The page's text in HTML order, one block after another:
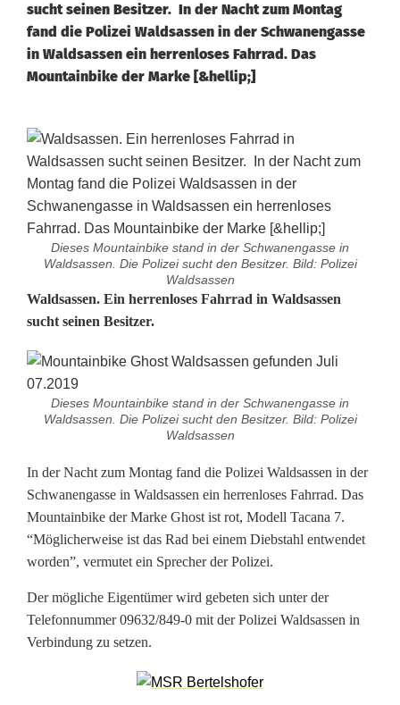
sucht seinen Besitzer. In der Nacht zum Montag
fand die Polizei Waldsassen in der Schwanengasse
in Waldsassen ein herrenloses Fahrrad. Das
Mountainbike der Marke [&hellip;]
Dieses Mountainbike stand in der Schwanengasse in
Waldsassen. Die Polizei sucht den Besitzer. Bild: Polizei
Waldsassen
G
o
-
M
o
n
t
Waldsassen. Ein herrenloses Fahrrad in Waldsassen
sucht seinen Besitzer.
Dieses Mountainbike stand in der Schwanengasse in
Waldsassen. Die Polizei sucht den Besitzer. Bild: Polizei
Waldsassen
In der Nacht zum Montag fand die Polizei Waldsassen in der
Schwanengasse in Waldsassen ein herrenloses Fahrrad. Das
Mountainbike der Marke Ghost ist rot, Modell Tacana 7.
“Möglicherweise ist das Rad bei einem Diebstahl entwendet
worden”, vermutet ein Sprecher der Polizei.
Der mögliche Eigentümer wird gebeten sich unter der
Telefonnummer 09632/849-0 mit der Polizei Waldsassen in
Verbindung zu setzen.